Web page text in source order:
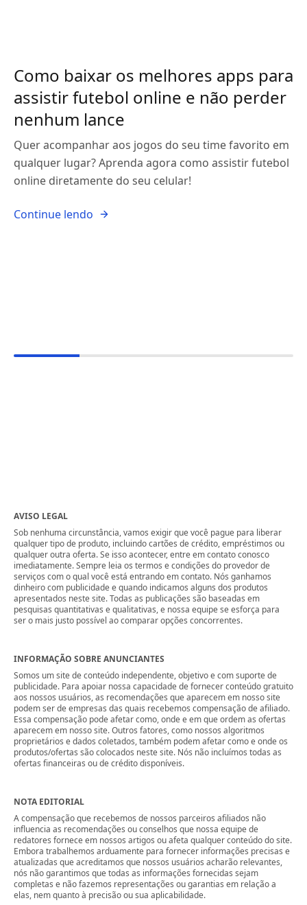
Como baixar os melhores apps para
assistir futebol online e não perder
nenhum lance
Quer acompanhar aos jogos do seu time favorito em
qualquer lugar? Aprenda agora como assistir futebol
online diretamente do seu celular!
Continue lendo
AVISO LEGAL
Sob nenhuma circunstância, vamos exigir que você pague para liberar
qualquer tipo de produto, incluindo cartões de crédito, empréstimos ou
qualquer outra oferta. Se isso acontecer, entre em contato conosco
imediatamente. Sempre leia os termos e condições do provedor de
serviços com o qual você está entrando em contato. Nós ganhamos
dinheiro com publicidade e quando indicamos alguns dos produtos
apresentados neste site. Todas as publicações são baseadas em
pesquisas quantitativas e qualitativas, e nossa equipe se esforça para
ser o mais justo possível ao comparar opções concorrentes.
INFORMAÇÃO SOBRE ANUNCIANTES
Somos um site de conteúdo independente, objetivo e com suporte de
publicidade. Para apoiar nossa capacidade de fornecer conteúdo gratuito
aos nossos usuários, as recomendações que aparecem em nosso site
podem ser de empresas das quais recebemos compensação de afiliado.
Essa compensação pode afetar como, onde e em que ordem as ofertas
aparecem em nosso site. Outros fatores, como nossos algoritmos
proprietários e dados coletados, também podem afetar como e onde os
produtos/ofertas são colocados neste site. Nós não incluímos todas as
ofertas financeiras ou de crédito disponíveis.
NOTA EDITORIAL
A compensação que recebemos de nossos parceiros afiliados não
influencia as recomendações ou conselhos que nossa equipe de
redatores fornece em nossos artigos ou afeta qualquer conteúdo do site.
Embora trabalhemos arduamente para fornecer informações precisas e
atualizadas que acreditamos que nossos usuários acharão relevantes,
nós não garantimos que todas as informações fornecidas sejam
completas e não fazemos representações ou garantias em relação a
elas, nem quanto à precisão ou sua aplicabilidade.